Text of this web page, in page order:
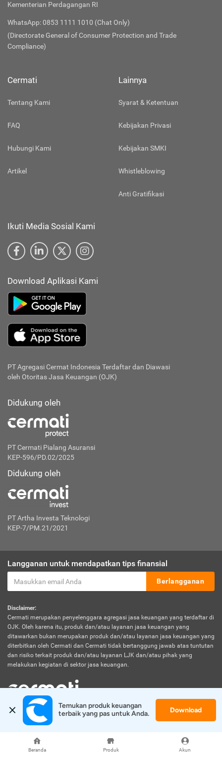
Beranda Produk Akun
Kementerian Perdagangan RI
WhatsApp: 0853 1111 1010 (Chat Only)
(Directorate General of Consumer Protection and Trade
Compliance)
Cermati
Tentang Kami
FAQ
Hubungi Kami
Artikel
Lainnya
Syarat & Ketentuan
Kebijakan Privasi
Kebijakan SMKI
Whistleblowing
Anti Gratifikasi
Ikuti Media Sosial Kami
Download Aplikasi Kami
PT Agregasi Cermat Indonesia Terdaftar dan Diawasi
oleh Otoritas Jasa Keuangan (OJK)
Didukung oleh
PT Cermati Pialang Asuransi
KEP-596/PD.02/2025
Didukung oleh
PT Artha Investa Teknologi
KEP-7/PM.21/2021
Langganan untuk mendapatkan tips finansial
Berlangganan
Disclaimer:
Cermati merupakan penyelenggara agregasi jasa keuangan yang terdaftar di
OJK. Oleh karena itu, produk dan/atau layanan jasa keuangan yang
ditawarkan bukan merupakan produk dan/atau layanan jasa keuangan yang
diterbitkan oleh Cermati dan Cermati tidak bertanggung jawab atas tuntutan
dan risiko terkait produk dan/atau layanan LJK dan/atau pihak yang
melakukan kegiatan di sektor jasa keuangan.
© 2026 Cermati. All Rights Reserved.
Temukan produk keuangan
terbaik yang pas untuk Anda.
Download